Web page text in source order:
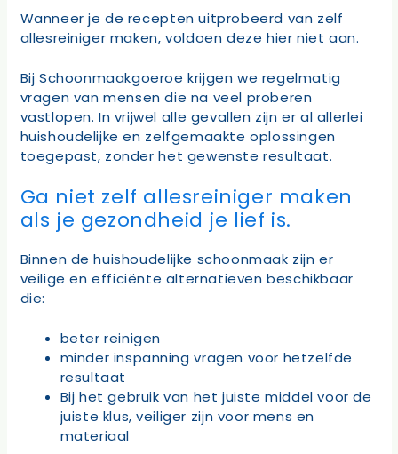
Wanneer je de recepten uitprobeerd van zelf
allesreiniger maken, voldoen deze hier niet aan.
Bij Schoonmaakgoeroe krijgen we regelmatig
vragen van mensen die na veel proberen
vastlopen. In vrijwel alle gevallen zijn er al allerlei
huishoudelijke en zelfgemaakte oplossingen
toegepast, zonder het gewenste resultaat.
Ga niet zelf allesreiniger maken
als je gezondheid je lief is.
Binnen de huishoudelijke schoonmaak zijn er
veilige en efficiënte alternatieven beschikbaar
die:
beter reinigen
minder inspanning vragen voor hetzelfde
resultaat
Bij het gebruik van het juiste middel voor de
juiste klus, veiliger zijn voor mens en
materiaal